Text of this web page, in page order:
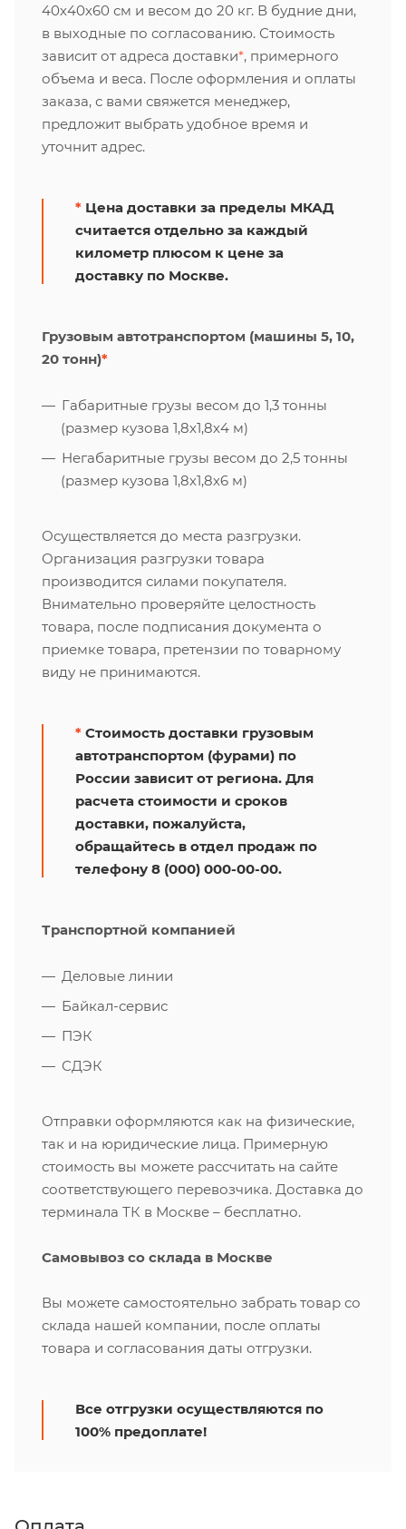
40х40х60 см и весом до 20 кг. В будние дни,
в выходные по согласованию. Стоимость
зависит от адреса доставки*, примерного
объема и веса. После оформления и оплаты
заказа, с вами свяжется менеджер,
предложит выбрать удобное время и
уточнит адрес.
* Цена доставки за пределы МКАД
считается отдельно за каждый
километр плюсом к цене за
доставку по Москве.
Грузовым автотранспортом (машины 5, 10,
20 тонн)*
Габаритные грузы весом до 1,3 тонны
(размер кузова 1,8х1,8х4 м)
Негабаритные грузы весом до 2,5 тонны
(размер кузова 1,8х1,8х6 м)
Осуществляется до места разгрузки.
Организация разгрузки товара
производится силами покупателя.
Внимательно проверяйте целостность
товара, после подписания документа о
приемке товара, претензии по товарному
виду не принимаются.
* Стоимость доставки грузовым
автотранспортом (фурами) по
России зависит от региона. Для
расчета стоимости и сроков
доставки, пожалуйста,
обращайтесь в отдел продаж по
телефону 8 (000) 000-00-00.
Транспортной компанией
Деловые линии
Байкал-сервис
ПЭК
СДЭК
Отправки оформляются как на физические,
так и на юридические лица. Примерную
стоимость вы можете рассчитать на сайте
соответствующего перевозчика. Доставка до
терминала ТК в Москве – бесплатно.
Самовывоз со склада в Москве
Вы можете самостоятельно забрать товар со
склада нашей компании, после оплаты
товара и согласования даты отгрузки.
Все отгрузки осуществляются по
100% предоплате!